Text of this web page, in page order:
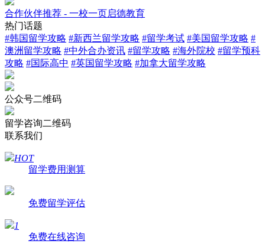
合作伙伴推荐 - 一校一页启德教育
热门话题
#韩国留学攻略 #新西兰留学攻略 #留学考试 #美国留学攻略 #
澳洲留学攻略 #中外合办资讯 #留学攻略 #海外院校 #留学预科
攻略 #国际高中 #英国留学攻略 #加拿大留学攻略
公众号二维码
留学咨询二维码
联系我们
HOT
留学费用测算
免费留学评估
1
免费在线咨询